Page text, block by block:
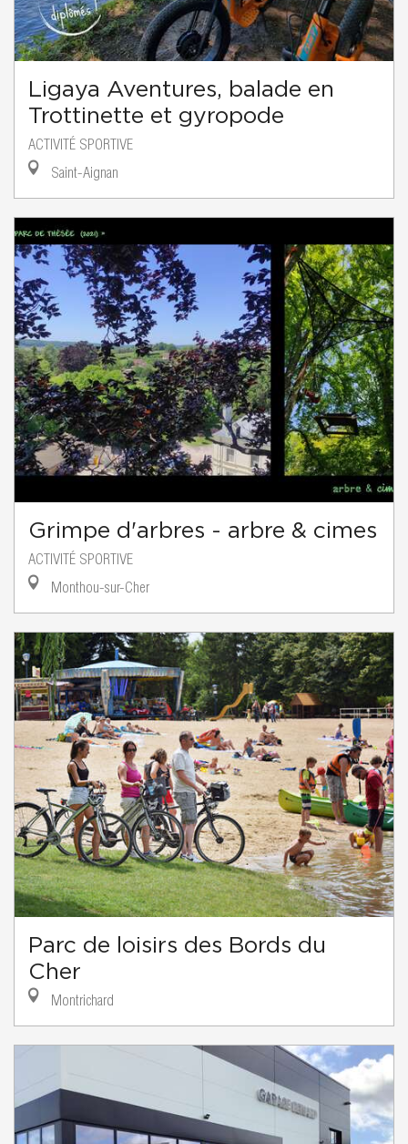
Ligaya Aventures, balade en
Trottinette et gyropode
ACTIVITÉ SPORTIVE
Saint-Aignan
Grimpe d'arbres - arbre & cimes
ACTIVITÉ SPORTIVE
Monthou-sur-Cher
Parc de loisirs des Bords du
Cher
Montrichard